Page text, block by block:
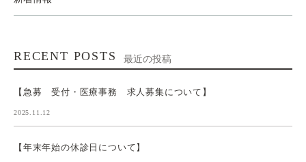
RECENT POSTS 最近の投稿
【急募 受付・医療事務 求人募集について】
2025.11.12
【年末年始の休診日について】